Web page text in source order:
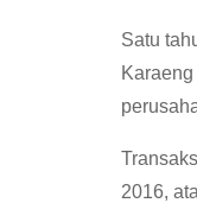
Satu
2016,